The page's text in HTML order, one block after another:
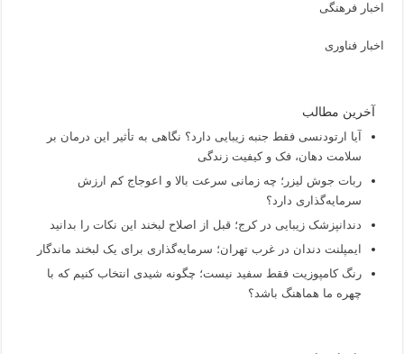
اخبار فرهنگی
اخبار فناوری
آخرین مطالب
آیا ارتودنسی فقط جنبه زیبایی دارد؟ نگاهی به تأثیر این درمان بر
سلامت دهان، فک و کیفیت زندگی
ربات جوش لیزر؛ چه زمانی سرعت بالا و اعوجاج کم ارزش
سرمایه‌گذاری دارد؟
دندانپزشک زیبایی در کرج؛ قبل از اصلاح لبخند این نکات را بدانید
ایمپلنت دندان در غرب تهران؛ سرمایه‌گذاری برای یک لبخند ماندگار
رنگ کامپوزیت فقط سفید نیست؛ چگونه شیدی انتخاب کنیم که با
چهره ما هماهنگ باشد؟